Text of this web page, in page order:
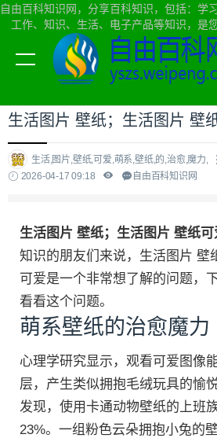
自由百科知识网，分享百科知识，包括：学
工作、知识、生活、电子产品等知识，是
当前位置：自由百科知识网首页>生活
生活图片 壁纸；生活图片 壁
生活,图片,壁纸,可爱,萌系,壁纸,的,治愈,魔力,
2026-04-17 09:18
自由百科知识网
生活图片 壁纸；生活图片 壁纸可
知识的朋友们来说，生活图片 壁
可爱是一个非常想了解的问题，
看看这个问题。
萌系壁纸的治愈魔力
心理学研究显示，观看可爱图像
层，产生类似拥抱毛绒玩具的愉
发现，使用卡通动物壁纸的上班
23%。一组粉色云朵拥抱小兔的